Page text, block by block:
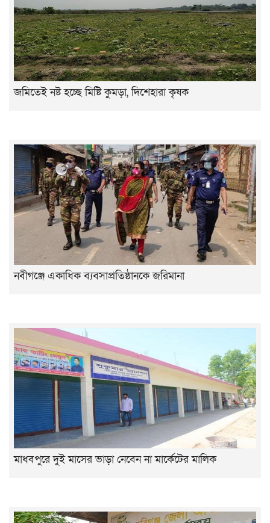
জমিতেই নষ্ট হচ্ছে মিষ্টি কুমড়া, দিশেহারা কৃষক
নবীগঞ্জে একাধিক ব্যবসাপ্রতিষ্ঠানকে জরিমানা
মাধবপুরে দুই মাসের ভাড়া নেবেন না মার্কেটের মালিক